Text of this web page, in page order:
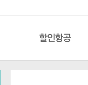
할인항공